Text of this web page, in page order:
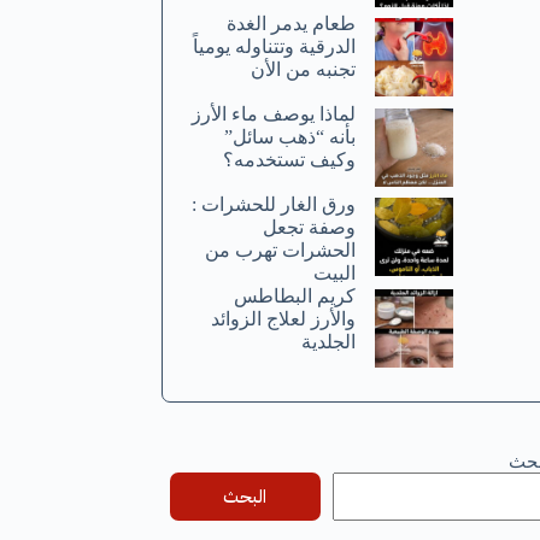
طعام يدمر الغدة
الدرقية وتتناوله يومياً
تجنبه من الأن
لماذا يوصف ماء الأرز
بأنه “ذهب سائل”
وكيف تستخدمه؟
ورق الغار للحشرات :
وصفة تجعل
الحشرات تهرب من
البيت
كريم البطاطس
والأرز لعلاج الزوائد
الجلدية
البحث